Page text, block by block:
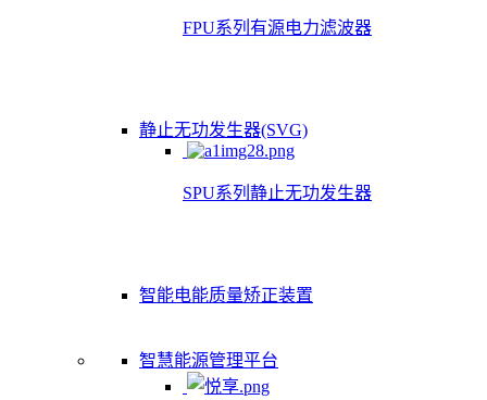
FPU系列有源电力滤波器
静止无功发生器(SVG)
SPU系列静止无功发生器
智能电能质量矫正装置
智慧能源管理平台